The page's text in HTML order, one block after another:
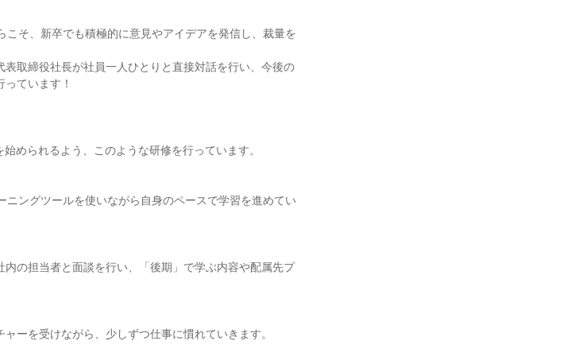
そ、新卒でも積極的に意見やアイデアを発信し、裁量を
取締役社長が社員一人ひとりと直接対話を行い、今後の
ています！
められるよう、このような研修を行っています。
ニングツールを使いながら自身のペースで学習を進めてい
の担当者と面談を行い、「後期」で学ぶ内容や配属先プ
ーを受けながら、少しずつ仕事に慣れていきます。